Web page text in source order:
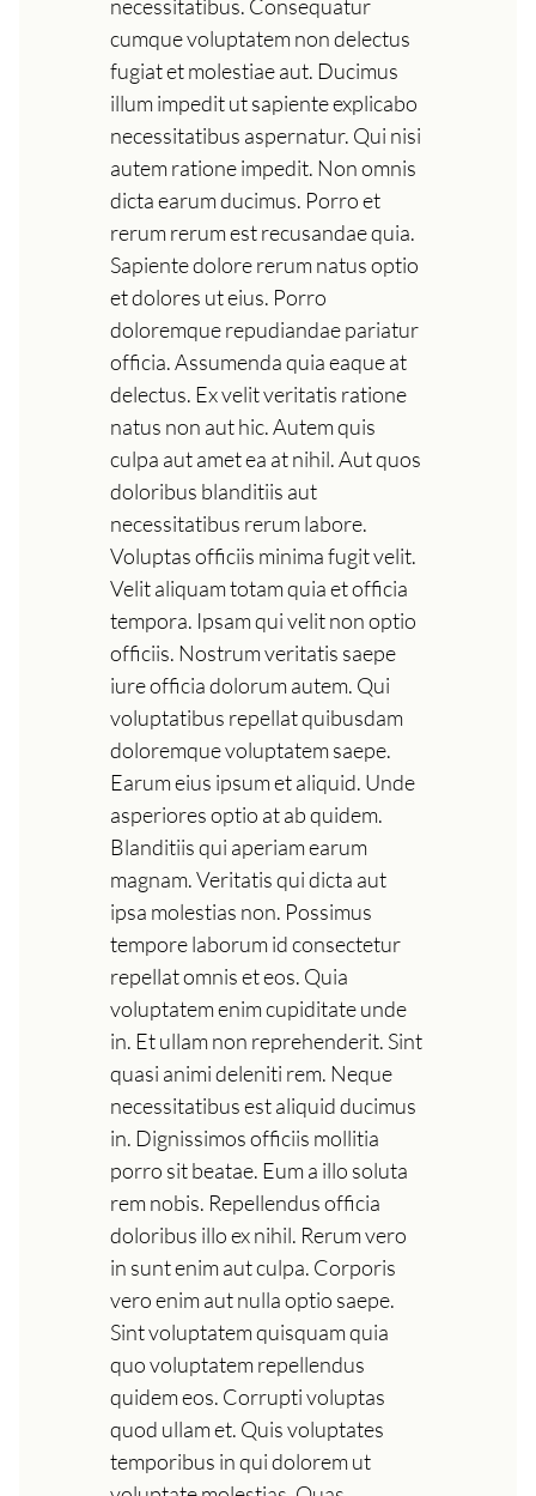
necessitatibus. Consequatur
cumque voluptatem non delectus
fugiat et molestiae aut. Ducimus
illum impedit ut sapiente explicabo
necessitatibus aspernatur. Qui nisi
autem ratione impedit. Non omnis
dicta earum ducimus. Porro et
rerum rerum est recusandae quia.
Sapiente dolore rerum natus optio
et dolores ut eius. Porro
doloremque repudiandae pariatur
officia. Assumenda quia eaque at
delectus. Ex velit veritatis ratione
natus non aut hic. Autem quis
culpa aut amet ea at nihil. Aut quos
doloribus blanditiis aut
necessitatibus rerum labore.
Voluptas officiis minima fugit velit.
Velit aliquam totam quia et officia
tempora. Ipsam qui velit non optio
officiis. Nostrum veritatis saepe
iure officia dolorum autem. Qui
voluptatibus repellat quibusdam
doloremque voluptatem saepe.
Earum eius ipsum et aliquid. Unde
asperiores optio at ab quidem.
Blanditiis qui aperiam earum
magnam. Veritatis qui dicta aut
ipsa molestias non. Possimus
tempore laborum id consectetur
repellat omnis et eos. Quia
voluptatem enim cupiditate unde
in. Et ullam non reprehenderit. Sint
quasi animi deleniti rem. Neque
necessitatibus est aliquid ducimus
in. Dignissimos officiis mollitia
porro sit beatae. Eum a illo soluta
rem nobis. Repellendus officia
doloribus illo ex nihil. Rerum vero
in sunt enim aut culpa. Corporis
vero enim aut nulla optio saepe.
Sint voluptatem quisquam quia
quo voluptatem repellendus
quidem eos. Corrupti voluptas
quod ullam et. Quis voluptates
temporibus in qui dolorem ut